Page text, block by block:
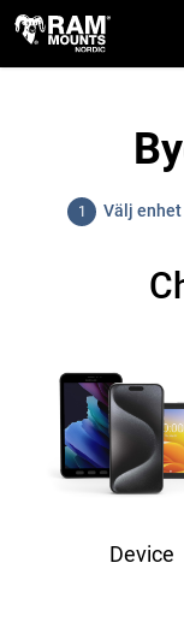
Gå vidare till innehåll
1 Välj enhet
Device